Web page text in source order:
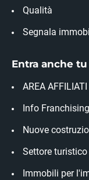
Qualità
Segnala
Entra anche
AREA AFFILIATI
Info Franchising
Nuove
Settore turistico
Immobili per